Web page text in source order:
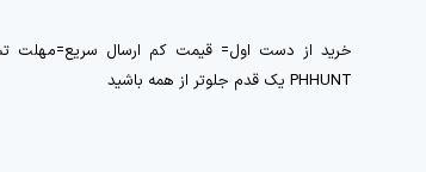
PHHUNT یک قدم جلوتر از همه باشید